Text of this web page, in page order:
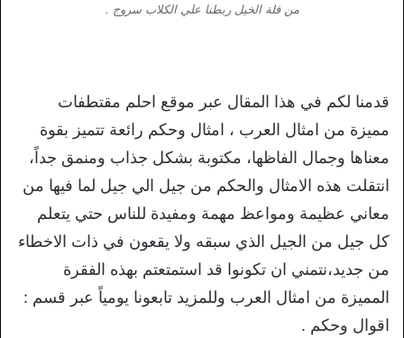
من قلة الخيل ربطنا علي الكلاب سروج .
قدمنا لكم في هذا المقال عبر موقع احلم مقتطفات
مميزة من امثال العرب ، امثال وحكم رائعة تتميز بقوة
معناها وجمال الفاظها، مكتوبة بشكل جذاب ومنمق جداً،
انتقلت هذه الامثال والحكم من جيل الي جيل لما فيها من
معاني عظيمة ومواعظ مهمة ومفيدة للناس حتي يتعلم
كل جيل من الجيل الذي سبقه ولا يقعون في ذات الاخطاء
من جديد،نتمني ان تكونوا قد استمتعتم بهذه الفقرة
المميزة من امثال العرب وللمزيد تابعونا يومياً عبر قسم :
اقوال وحكم .